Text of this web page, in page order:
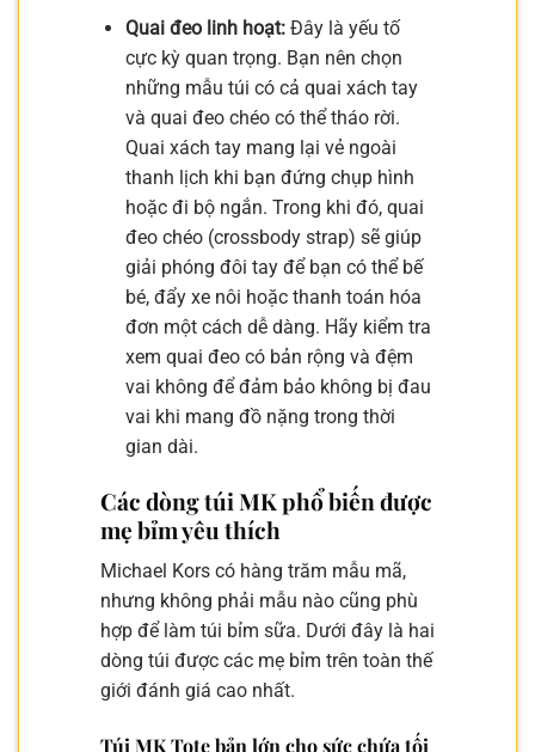
Quai đeo linh hoạt:Đây là yếu tố
cực kỳ quan trọng. Bạn nên chọn
những mẫu túi có cả quai xách tay
và quai đeo chéo có thể tháo rời.
Quai xách tay mang lại vẻ ngoài
thanh lịch khi bạn đứng chụp hình
hoặc đi bộ ngắn. Trong khi đó, quai
đeo chéo (crossbody strap) sẽ giúp
giải phóng đôi tay để bạn có thể bế
bé, đẩy xe nôi hoặc thanh toán hóa
đơn một cách dễ dàng. Hãy kiểm tra
xem quai đeo có bản rộng và đệm
vai không để đảm bảo không bị đau
vai khi mang đồ nặng trong thời
gian dài.
Các dòng túi MK phổ biến được
mẹ bỉm yêu thích
Michael Kors có hàng trăm mẫu mã,
nhưng không phải mẫu nào cũng phù
hợp để làm túi bỉm sữa. Dưới đây là hai
dòng túi được các mẹ bỉm trên toàn thế
giới đánh giá cao nhất.
Túi MK Tote bản lớn cho sức chứa tối